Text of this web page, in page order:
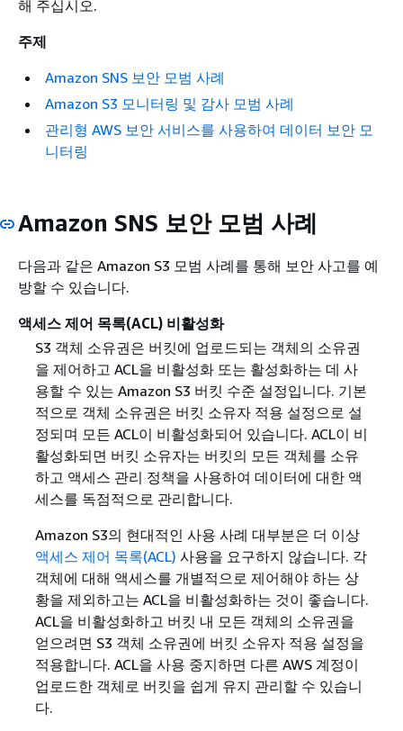
해 주십시오.
주제
Amazon SNS 보안 모범 사례
Amazon S3 모니터링 및 감사 모범 사례
관리형 AWS 보안 서비스를 사용하여 데이터 보안 모
니터링
Amazon SNS 보안 모범 사례
다음과 같은 Amazon S3 모범 사례를 통해 보안 사고를 예
방할 수 있습니다.
액세스 제어 목록(ACL) 비활성화
S3 객체 소유권은 버킷에 업로드되는 객체의 소유권
을 제어하고 ACL을 비활성화 또는 활성화하는 데 사
용할 수 있는 Amazon S3 버킷 수준 설정입니다. 기본
적으로 객체 소유권은 버킷 소유자 적용 설정으로 설
정되며 모든 ACL이 비활성화되어 있습니다. ACL이 비
활성화되면 버킷 소유자는 버킷의 모든 객체를 소유
하고 액세스 관리 정책을 사용하여 데이터에 대한 액
세스를 독점적으로 관리합니다.
Amazon S3의 현대적인 사용 사례 대부분은 더 이상
액세스 제어 목록(ACL) 사용을 요구하지 않습니다. 각
객체에 대해 액세스를 개별적으로 제어해야 하는 상
황을 제외하고는 ACL을 비활성화하는 것이 좋습니다.
ACL을 비활성화하고 버킷 내 모든 객체의 소유권을
얻으려면 S3 객체 소유권에 버킷 소유자 적용 설정을
적용합니다. ACL을 사용 중지하면 다른 AWS 계정이
업로드한 객체로 버킷을 쉽게 유지 관리할 수 있습니
다.